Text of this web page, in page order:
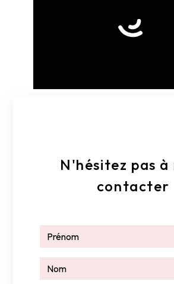
N'hésitez pas à
contacter